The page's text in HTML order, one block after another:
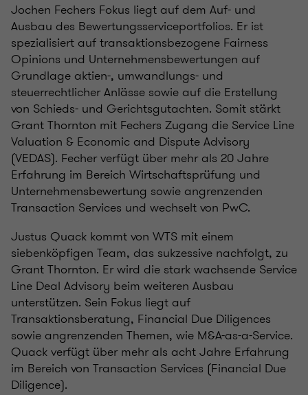
Jochen Fechers Fokus liegt auf dem Auf- und
Ausbau des Bewertungsserviceportfolios. Er ist
spezialisiert auf transaktionsbezogene Fairness
Opinions und Unternehmensbewertungen auf
Grundlage aktien-, umwandlungs- und
steuerrechtlicher Anlässe sowie auf die Erstellung
von Schieds- und Gerichtsgutachten. Somit stärkt
Grant Thornton mit Fechers Zugang die Service Line
Valuation & Economic and Dispute Advisory
(VEDAS). Fecher verfügt über mehr als 20 Jahre
Erfahrung im Bereich Wirtschaftsprüfung und
Unternehmensbewertung sowie angrenzenden
Transaction Services und wechselt von PwC.
Justus Quack kommt von WTS mit einem
siebenköpfigen Team, das sukzessive nachfolgt, zu
Grant Thornton. Er wird die stark wachsende Service
Line Deal Advisory beim weiteren Ausbau
unterstützen. Sein Fokus liegt auf
Transaktionsberatung, Financial Due Diligences
sowie angrenzenden Themen, wie M&A-as-a-Service.
Quack verfügt über mehr als acht Jahre Erfahrung
im Bereich von Transaction Services (Financial Due
Diligence).